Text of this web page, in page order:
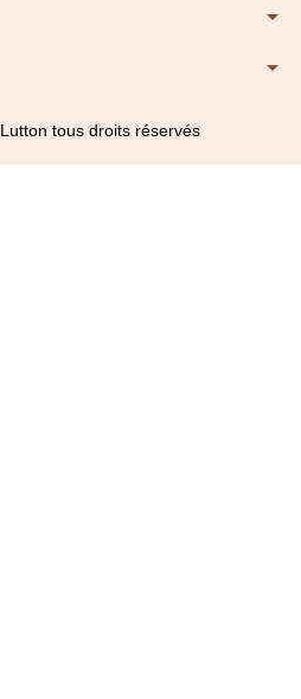
arrow_drop_down
arrow_drop_down
tous droits réservés